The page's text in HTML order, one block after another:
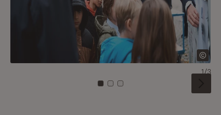
Zu Kachel: 0
Zu Kachel: 1
Zu Kachel: 2
1/3